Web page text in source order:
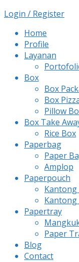
Login / Register
Home
Profile
Layanan
Box
Box
Box
Pillow
Box Take
Rice Box
Paperbag
Paper
Amplop
Paperpouch
Kantong
Kantong
Papertray
Paper
Blog
Contact